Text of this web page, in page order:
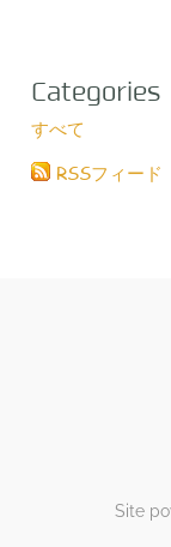
Categories
すべて
RSSフィード
Site